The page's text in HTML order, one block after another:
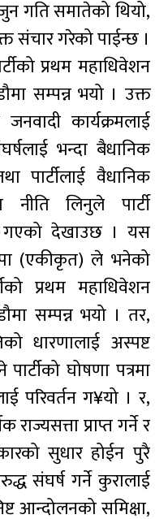
गति समातेको थियो,
संचार गरेको पाईन्छ ।
प्रथम महाधिवेशन
सम्पन्न भयो । उक्त
कार्यक्रमलाई
भन्दा बैधानिक
पार्टीलाई वैधानिक
नीति लिनुले पार्टी
गएको देखाउछ । यस
(एकीकृत) ले भनेको
प्रथम महाधिवेशन
सम्पन्न भयो । तर,
धारणालाई अस्पष्ट
घोषणा पत्रमा
परिवर्तन ग¥यो । र,
राज्यसत्ता प्राप्त गर्ने र
सुधार होईन पुरै
संघर्ष गर्ने कुरालाई
आन्दोलनको समिक्षा,